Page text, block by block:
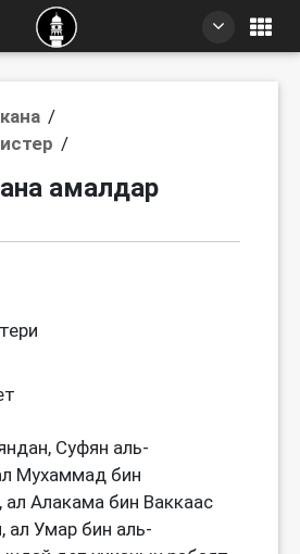
/
/
амалдар
Суфян аль-
Мухаммад бин
Алакама бин Ваккаас
ал Умар бин аль-